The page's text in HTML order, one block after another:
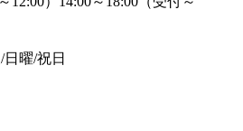
曜/祝日